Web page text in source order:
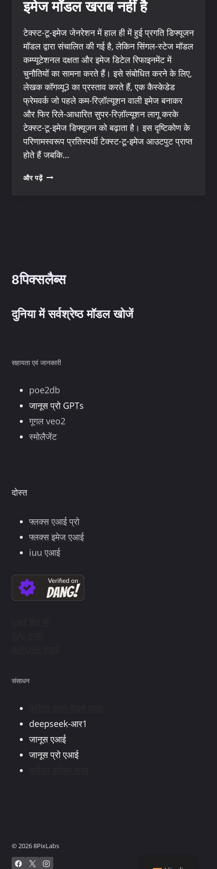
इमेज मॉडल खराब नहीं है
टेक्स्ट-टू-इमेज जेनरेशन में हाल ही में हुई प्रगति डिफ्यूजन
मॉडल द्वारा संचालित की गई है, लेकिन सिंगल-स्टेज मॉडल
कम्प्यूटेशनल दक्षता और इमेज डिटेल रिफाइनमेंट में
चुनौतियों का सामना करते हैं। इसे संबोधित करने के लिए,
लेखक कॉगव्यू3 का प्रस्ताव करते हैं, एक कैस्केडेड
फ्रेमवर्क जो पहले कम-रिज़ॉल्यूशन वाली इमेज बनाकर
और फिर रिले-आधारित सुपर-रिज़ॉल्यूशन लागू करके
टेक्स्ट-टू-इमेज डिफ्यूजन को बढ़ाता है। इस दृष्टिकोण के
परिणामस्वरूप प्रतिस्पर्धी टेक्स्ट-टू-इमेज आउटपुट प्राप्त
होते हैं जबकि…
और पढ़ेंCOGVIEW3-
8पिक्सलैब्स
दुनिया में सर्वश्रेष्ठ मॉडल खोजें
सहायता एवं जानकारी
poe2db
जानूस प्रो GPTs
गूगल veo2
स्मोलैजेंट
दोस्त
फ्लक्स एआई प्रो
फ्लक्स इमेज एआई
iuu एआई
संसाधन
deepseek-आर1
जानूस एआई
जानूस प्रो एआई
© 2026 8PixLabs